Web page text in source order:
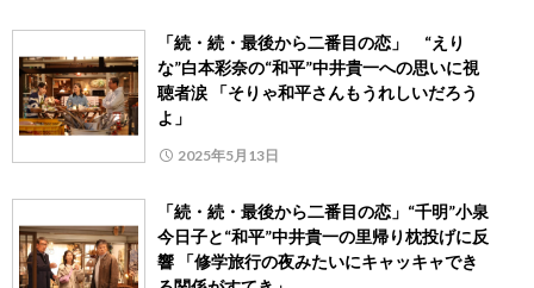
「続・続・最後から二番目の恋」 “えり
な”白本彩奈の“和平”中井貴一への思いに視
聴者涙 「そりゃ和平さんもうれしいだろう
よ」
2025年5月13日
「続・続・最後から二番目の恋」“千明”小泉
今日子と“和平”中井貴一の里帰り枕投げに反
響 「修学旅行の夜みたいにキャッキャでき